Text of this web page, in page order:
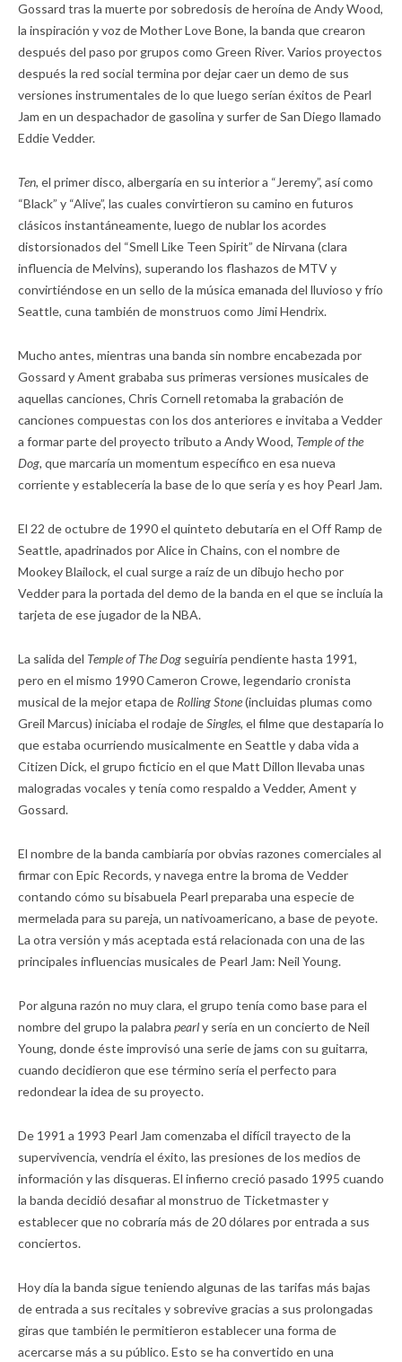
Gossard tras la muerte por sobredosis de heroína de Andy Wood,
la inspiración y voz de Mother Love Bone, la banda que crearon
después del paso por grupos como Green River. Varios proyectos
después la red social termina por dejar caer un demo de sus
versiones instrumentales de lo que luego serían éxitos de Pearl
Jam en un despachador de gasolina y surfer de San Diego llamado
Eddie Vedder.
Ten, el primer disco, albergaría en su interior a “Jeremy”, así como
“Black” y “Alive”, las cuales convirtieron su camino en futuros
clásicos instantáneamente, luego de nublar los acordes
distorsionados del “Smell Like Teen Spirit” de Nirvana (clara
influencia de Melvins), superando los flashazos de MTV y
convirtiéndose en un sello de la música emanada del lluvioso y frío
Seattle, cuna también de monstruos como Jimi Hendrix.
Mucho antes, mientras una banda sin nombre encabezada por
Gossard y Ament grababa sus primeras versiones musicales de
aquellas canciones, Chris Cornell retomaba la grabación de
canciones compuestas con los dos anteriores e invitaba a Vedder
a formar parte del proyecto tributo a Andy Wood, Temple of the
Dog, que marcaría un momentum específico en esa nueva
corriente y establecería la base de lo que sería y es hoy Pearl Jam.
El 22 de octubre de 1990 el quinteto debutaría en el Off Ramp de
Seattle, apadrinados por Alice in Chains, con el nombre de
Mookey Blailock, el cual surge a raíz de un dibujo hecho por
Vedder para la portada del demo de la banda en el que se incluía la
tarjeta de ese jugador de la NBA.
La salida del Temple of The Dog seguiría pendiente hasta 1991,
pero en el mismo 1990 Cameron Crowe, legendario cronista
musical de la mejor etapa de Rolling Stone(incluidas plumas como
Greil Marcus) iniciaba el rodaje deSingles, el filme que destaparía lo
que estaba ocurriendo musicalmente en Seattle y daba vida a
Citizen Dick, el grupo ficticio en el que Matt Dillon llevaba unas
malogradas vocales y tenía como respaldo a Vedder, Ament y
Gossard.
El nombre de la banda cambiaría por obvias razones comerciales al
firmar con Epic Records, y navega entre la broma de Vedder
contando cómo su bisabuela Pearl preparaba una especie de
mermelada para su pareja, un nativoamericano, a base de peyote.
La otra versión y más aceptada está relacionada con una de las
principales influencias musicales de Pearl Jam: Neil Young.
Por alguna razón no muy clara, el grupo tenía como base para el
nombre del grupo la palabra pearly sería en un concierto de Neil
Young, donde éste improvisó una serie de jams con su guitarra,
cuando decidieron que ese término sería el perfecto para
redondear la idea de su proyecto.
De 1991 a 1993 Pearl Jam comenzaba el difícil trayecto de la
supervivencia, vendría el éxito, las presiones de los medios de
información y las disqueras. El infierno creció pasado 1995 cuando
la banda decidió desafiar al monstruo de Ticketmaster y
establecer que no cobraría más de 20 dólares por entrada a sus
conciertos.
Hoy día la banda sigue teniendo algunas de las tarifas más bajas
de entrada a sus recitales y sobrevive gracias a sus prolongadas
giras que también le permitieron establecer una forma de
acercarse más a su público. Esto se ha convertido en una